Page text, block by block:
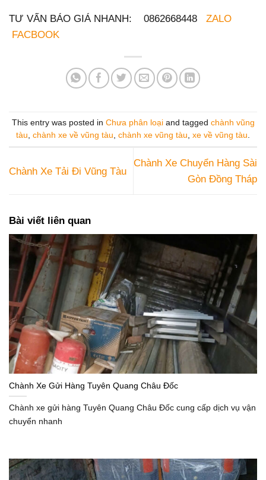
TƯ VẤN BÁO GIÁ NHANH: 0862668448 ZALO
FACBOOK
This entry was posted in Chưa phân loạiand tagged chành vũng
tàu, chành xe về vũng tàu, chành xe vũng tàu, xe về vũng tàu.
Chành Xe Tải Đi Vũng Tàu
Chành Xe Chuyển Hàng Sài
Gòn Đồng Tháp
Bài viết liên quan
Chành Xe Gửi Hàng Tuyên Quang Châu Đốc
Chành xe gửi hàng Tuyên Quang Châu Đốc cung cấp dịch vụ vận
chuyển nhanh